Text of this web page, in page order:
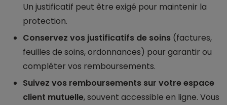
Un justificatif peut être exigé pour maintenir la
protection.
Conservez vos justificatifs de soins (factures,
feuilles de soins, ordonnances) pour garantir ou
compléter vos remboursements.
Suivez vos remboursements sur votre espace
client mutuelle, souvent accessible en ligne. Vous